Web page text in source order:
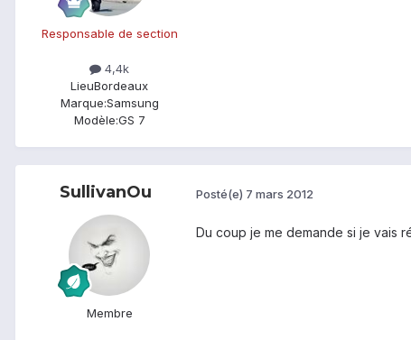
Responsable de section
4,4k
LieuBordeaux
Marque:Samsung
Modèle:GS 7
SullivanOu
Membre
Posté(e) 7 mars 2012
Du coup je me demande si je vais